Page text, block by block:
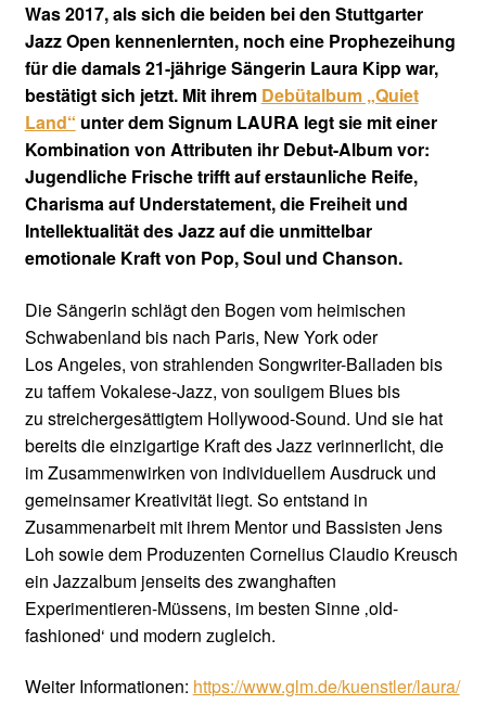
Was 2017, als sich die beiden bei den Stuttgarter
Jazz Open kennenlernten, noch eine Prophezeihung
für die damals 21-jährige Sängerin Laura Kipp war,
bestätigt sich jetzt. Mit ihrem Debütalbum „Quiet
Land“ unter dem Signum LAURA legt sie mit einer
Kombination von Attributen ihr Debut-Album vor:
Jugendliche Frische trifft auf erstaunliche Reife,
Charisma auf Understatement, die Freiheit und
Intellektualität des Jazz auf die unmittelbar
emotionale Kraft von Pop, Soul und Chanson.
Die Sängerin schlägt den Bogen vom heimischen
Schwabenland bis nach Paris, New York oder
Los Angeles, von strahlenden Songwriter-Balladen bis
zu taffem Vokalese-Jazz, von souligem Blues bis
zu streichergesättigtem Hollywood-Sound. Und sie hat
bereits die einzigartige Kraft des Jazz verinnerlicht, die
im Zusammenwirken von individuellem Ausdruck und
gemeinsamer Kreativität liegt. So entstand in
Zusammenarbeit mit ihrem Mentor und Bassisten Jens
Loh sowie dem Produzenten Cornelius Claudio Kreusch
ein Jazzalbum jenseits des zwanghaften
Experimentieren-Müssens, im besten Sinne ‚old-
fashioned‘ und modern zugleich.
Weiter Informationen: https://www.glm.de/kuenstler/laura/